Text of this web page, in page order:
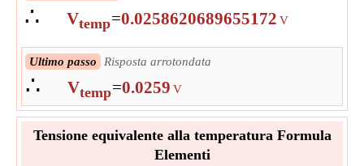
∴ Vtemp=0.0258620689655172 V
Ultimo passo Risposta arrotondata
∴ Vtemp=0.0259 V
Tensione equivalente alla temperatura Formula
Elementi